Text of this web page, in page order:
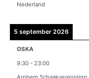
Nederland
5 september 2026
OSKA
9:30 - 23:00